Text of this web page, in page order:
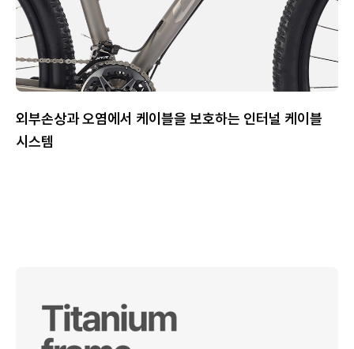
외부손상과 오염에서 케이블을 보호하는 인터널 케이블
시스템